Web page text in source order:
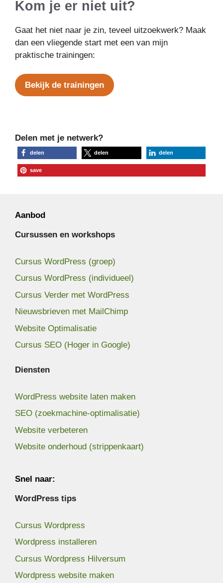
Kom je er niet uit?
Gaat het niet naar je zin, teveel uitzoekwerk? Maak
dan een vliegende start met een van mijn
praktische trainingen:
Bekijk de trainingen
Delen met je netwerk?
delen delen delen
save
Aanbod
Cursussen en workshops
Cursus WordPress (groep)
Cursus WordPress (individueel)
Cursus Verder met WordPress
Nieuwsbrieven met MailChimp
Website Optimalisatie
Cursus SEO (Hoger in Google)
Diensten
WordPress website laten maken
SEO (zoekmachine-optimalisatie)
Website verbeteren
Website onderhoud (strippenkaart)
Snel naar:
WordPress tips
Cursus Wordpress
Wordpress installeren
Cursus Wordpress Hilversum
Wordpress website maken